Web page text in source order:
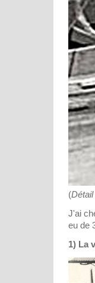
(
J'ai
eu de
1) La